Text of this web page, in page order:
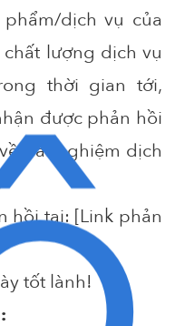
dịch vụ của
lượng dịch vụ
thời gian tới,
được phản hồi
về trải nghiệm dịch
hồi tại: [Link phản
tốt lành!